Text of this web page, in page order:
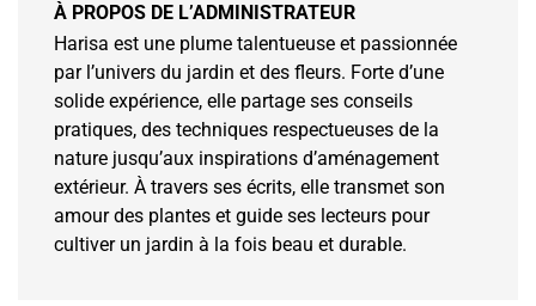
À PROPOS DE L’ADMINISTRATEUR
Harisa est une plume talentueuse et passionnée
par l’univers du jardin et des fleurs. Forte d’une
solide expérience, elle partage ses conseils
pratiques, des techniques respectueuses de la
nature jusqu’aux inspirations d’aménagement
extérieur. À travers ses écrits, elle transmet son
amour des plantes et guide ses lecteurs pour
cultiver un jardin à la fois beau et durable.